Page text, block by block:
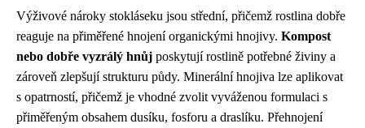
Výživové nároky stokláseku jsou střední, přičemž rostlina dobře
reaguje na přiměřené hnojení organickými hnojivy. Kompost
nebo dobře vyzrálý hnůj poskytují rostlině potřebné živiny a
zároveň zlepšují strukturu půdy. Minerální hnojiva lze aplikovat
s opatrností, přičemž je vhodné zvolit vyváženou formulaci s
přiměřeným obsahem dusíku, fosforu a draslíku. Přehnojení